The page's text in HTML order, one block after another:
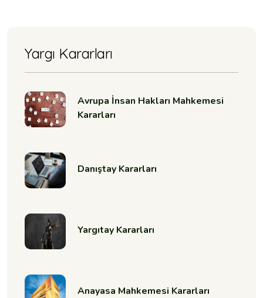
Yargı Kararları
Avrupa İnsan Hakları Mahkemesi
Kararları
Danıştay Kararları
Yargıtay Kararları
Anayasa Mahkemesi Kararları